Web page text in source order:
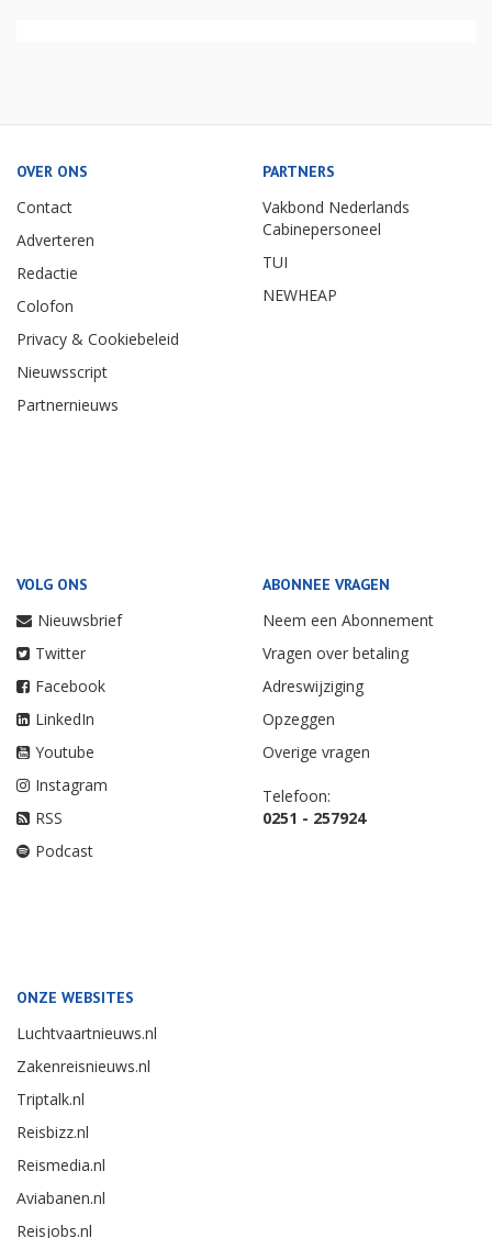
OVER ONS
Contact
Adverteren
Redactie
Colofon
Privacy & Cookiebeleid
Nieuwsscript
Partnernieuws
PARTNERS
Vakbond Nederlands
Cabinepersoneel
TUI
NEWHEAP
VOLG ONS
Nieuwsbrief
Twitter
Facebook
LinkedIn
Youtube
Instagram
RSS
Podcast
ABONNEE VRAGEN
Neem een Abonnement
Vragen over betaling
Adreswijziging
Opzeggen
Overige vragen
Telefoon:
0251 - 257924
ONZE WEBSITES
Luchtvaartnieuws.nl
Zakenreisnieuws.nl
Triptalk.nl
Reisbizz.nl
Reismedia.nl
Aviabanen.nl
Reisjobs.nl